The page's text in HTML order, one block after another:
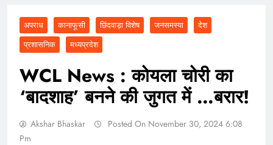
अपराध कानाफूसी छिंदवाड़ा विशेष जनसमस्या
देश
प्रशासनिक
मध्यप्रदेश
WCL News : कोयला चोरी का
‘बादशाह’ बनने की जुगत में …बरार!
Akshar Bhaskar
Posted On November 30, 2024 6:08
Pm